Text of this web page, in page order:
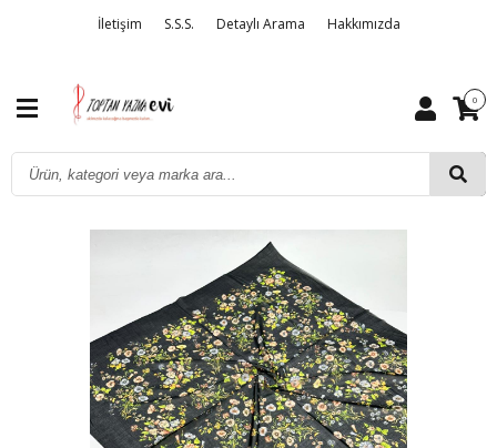
İletişim S.S.S. Detaylı Arama Hakkımızda
0